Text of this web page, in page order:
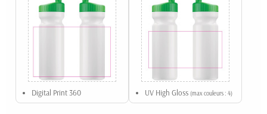
Digital Print 360 UV High Gloss (max couleurs : 4)